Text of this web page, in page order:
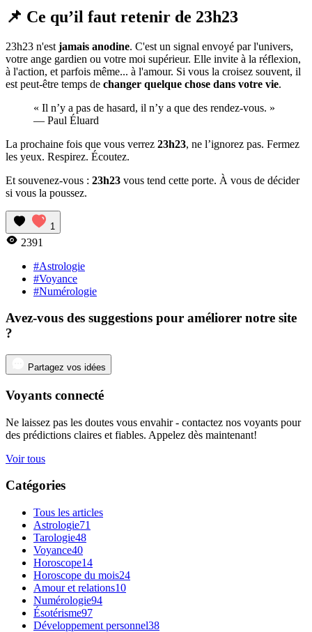
📌 Ce qu’il faut retenir de 23h23
23h23 n'est jamais anodine. C'est un signal envoyé par l'univers,
votre ange gardien ou votre moi supérieur. Elle invite à la réflexion,
à l'action, et parfois même... à l'amour. Si vous la croisez souvent, il
est peut-être temps de changer quelque chose dans votre vie.
« Il n’y a pas de hasard, il n’y a que des rendez-vous. »
— Paul Éluard
La prochaine fois que vous verrez 23h23, ne l’ignorez pas. Fermez
les yeux. Respirez. Écoutez.
Et souvenez-vous : 23h23 vous tend cette porte. À vous de décider
si vous la poussez.
1
2391
#Astrologie
#Voyance
#Numérologie
Avez-vous des suggestions pour améliorer notre site
?
Partagez vos idées
Voyants connecté
Ne laissez pas les doutes vous envahir - contactez nos voyants pour
des prédictions claires et fiables. Appelez dès maintenant!
Voir tous
Catégories
Tous les articles
Astrologie71
Tarologie48
Voyance40
Horoscope14
Horoscope du mois24
Amour et relations10
Numérologie94
Ésotérisme97
Développement personnel38